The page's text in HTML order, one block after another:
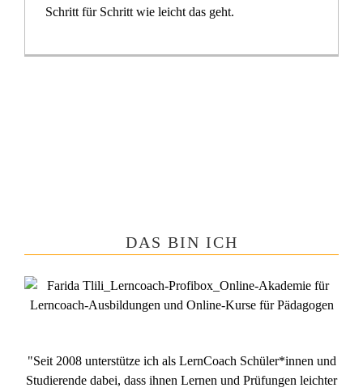
Schritt für Schritt wie leicht das geht.
DAS BIN ICH
"Seit 2008 unterstütze ich als LernCoach Schüler*innen und
Studierende dabei, dass ihnen Lernen und Prüfungen leichter